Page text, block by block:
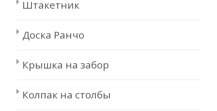
Штакетник
Доска Ранчо
Крышка на забор
Колпак на столбы